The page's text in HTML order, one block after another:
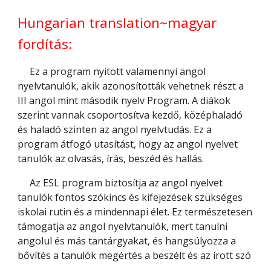
Hungarian translation~magyar
fordítás:
Ez a program nyitott valamennyi angol
nyelvtanulók, akik azonosították vehetnek részt a
III angol mint második nyelv Program. A diákok
szerint vannak csoportosítva kezdő, középhaladó
és haladó szinten az angol nyelvtudás. Ez a
program átfogó utasítást, hogy az angol nyelvet
tanulók az olvasás, írás, beszéd és hallás.
Az ESL program biztosítja az angol nyelvet
tanulók fontos szókincs és kifejezések szükséges
iskolai rutin és a mindennapi élet. Ez természetesen
támogatja az angol nyelvtanulók, mert tanulni
angolul és más tantárgyakat, és hangsúlyozza a
bővítés a tanulók megértés a beszélt és az írott szó